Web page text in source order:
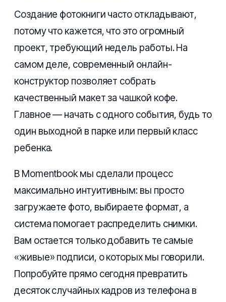
Создание фотокниги часто откладывают,
потому что кажется, что это огромный
проект, требующий недель работы. На
самом деле, современный онлайн-
конструктор позволяет собрать
качественный макет за чашкой кофе.
Главное — начать с одного события, будь то
один выходной в парке или первый класс
ребенка.
В Momentbook мы сделали процесс
максимально интуитивным: вы просто
загружаете фото, выбираете формат, а
система помогает распределить снимки.
Вам остается только добавить те самые
«живые» подписи, о которых мы говорили.
Попробуйте прямо сегодня превратить
десяток случайных кадров из телефона в